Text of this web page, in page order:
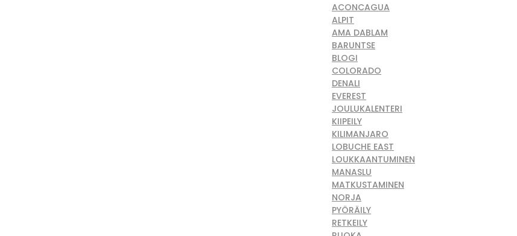
ACONCAGUA
ALPIT
AMA DABLAM
BARUNTSE
BLOGI
COLORADO
DENALI
EVEREST
JOULUKALENTERI
KIIPEILY
KILIMANJARO
LOBUCHE EAST
LOUKKAANTUMINEN
MANASLU
MATKUSTAMINEN
NORJA
PYÖRÄILY
RETKEILY